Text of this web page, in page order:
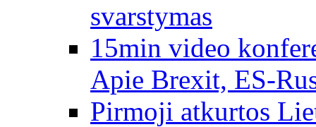
svarstymas
15min video
Apie Brexit, ES-
Pirmoji atkurtos